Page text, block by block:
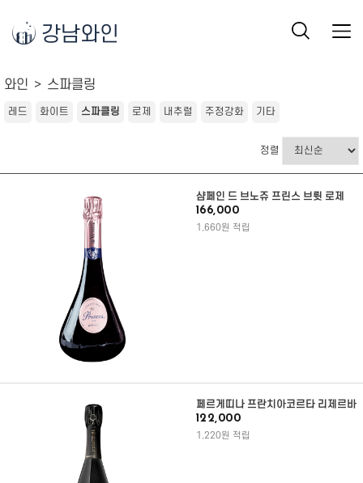
강남와인
와인 스파클링
레드 화이트 스파클링 로제 내추럴 주정강화 기타
정렬
샴페인 드 브노쥬 프린스 브륏 로제
166,000
1,660원 적립
페르게띠나 프란치아코르타 리제르바
122,000
1,220원 적립